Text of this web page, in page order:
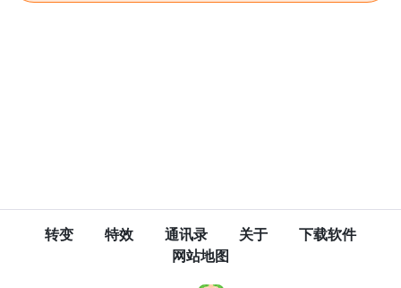
转变 特效 通讯录 关于
下载软件
网站地图